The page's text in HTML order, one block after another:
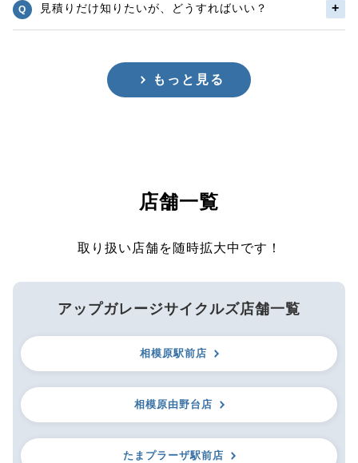
見積りだけ知りたいが、どうすればいい？
もっと見る
店舗一覧
取り扱い店舗を随時拡大中です！
アップガレージサイクルズ店舗一覧
相模原駅前店
相模原由野台店
たまプラーザ駅前店